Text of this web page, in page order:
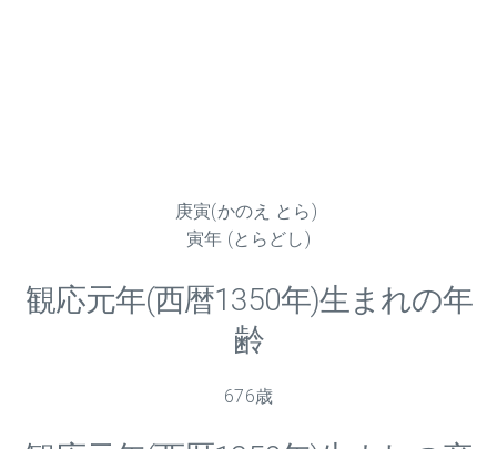
庚寅(かのえ とら)
寅年 (とらどし)
観応元年(西暦1350年)生まれの年
齢
676歳